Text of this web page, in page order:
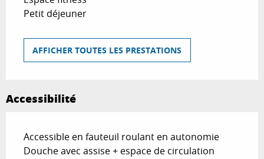
Petit déjeuner
AFFICHER TOUTES LES PRESTATIONS
Accessibilité
Accessible en fauteuil roulant en autonomie
Douche avec assise + espace de circulation